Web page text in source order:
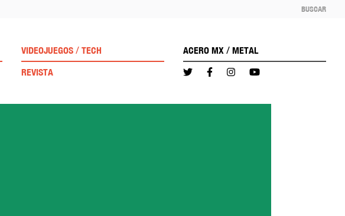
BUSCAR
VIDEOJUEGOS / TECH ACERO MX / METAL
REVISTA